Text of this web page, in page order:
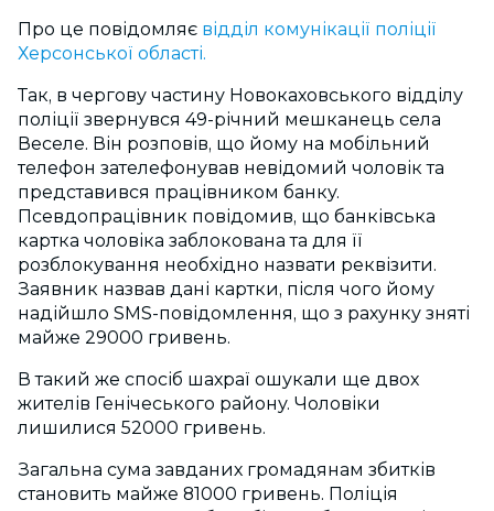
Про це повідомляє відділ комунікації поліції
Херсонської області.
Так, в чергову частину Новокаховського відділу
поліції звернувся 49-річний мешканець села
Веселе. Він розповів, що йому на мобільний
телефон зателефонував невідомий чоловік та
представився працівником банку.
Псевдопрацівник повідомив, що банківська
картка чоловіка заблокована та для її
розблокування необхідно назвати реквізити.
Заявник назвав дані картки, після чого йому
надійшло SMS-повідомлення, що з рахунку зняті
майже 29000 гривень.
В такий же спосіб шахраї ошукали ще двох
жителів Генічеського району. Чоловіки
лишилися 52000 гривень.
Загальна сума завданих громадянам збитків
становить майже 81000 гривень. Поліція